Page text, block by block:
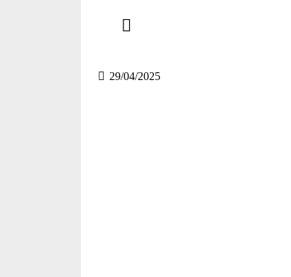
29/04/2025